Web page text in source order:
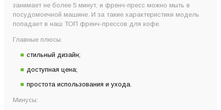
занимает не более 5 минут, и френч-пресс можно мыть в
посудомоечной машине. И за такие характеристики модель
попадает в наш ТОП френч-прессов для кофе.
Главные плюсы:
стильный дизайн;
доступная цена;
простота использования и ухода.
Минусы: